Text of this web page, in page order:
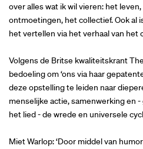
over alles wat ik wil vieren: het
ontmoetingen, het collectief. Ook al
het vertellen via het verhaal van het
Volgens de Britse kwaliteitskrant
bedoeling om ‘ons via haar
deze opstelling te leiden naar
menselijke actie, samenwerking en
het lied - de wrede en universele
Miet Warlop: ‘Door middel van